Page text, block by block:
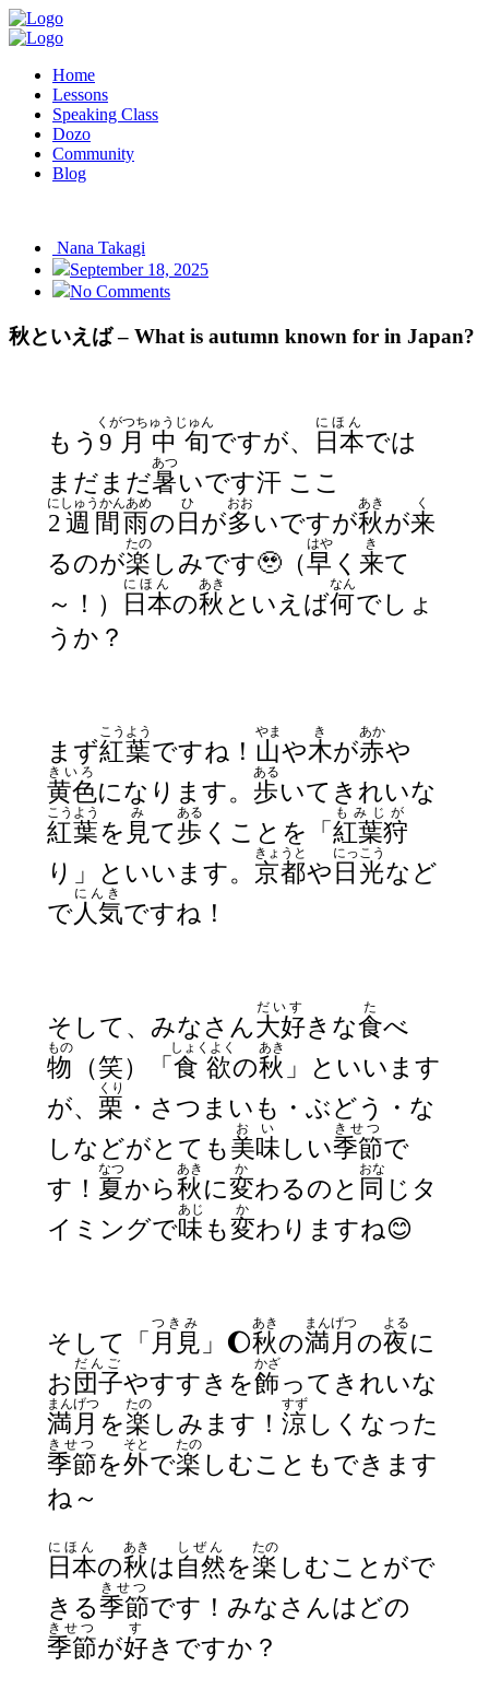
Home
Lessons
Speaking Class
Dozo
Community
Blog
Nana Takagi
September 18, 2025
No Comments
秋といえば – What is autumn known for in Japan?
もう 9月中旬
くがつちゅうじゅん
ですが、 日本
にほん
では
まだまだ暑
あつ
いです汗 ここ
2週間雨
にしゅうかんあめ
の 日
ひ
が多
おお
いですが秋
あき
が来
く
るのが楽
たの
しみです🥹（早
はや
く 来
き
て
～！）
日本
にほん
の秋
あき
といえば何
なん
でしょ
うか？
まず紅葉
こうよう
ですね！ 山
やま
や木
き
が赤
あか
や
黄色
きいろ
になります。 歩
ある
いてきれいな
紅葉
こうよう
を 見
み
て歩
ある
くことを「 紅葉狩
もみじが
り」といいます。 京都
きょうと
や 日光
にっこう
など
で人気
にんき
ですね！
そして、みなさん大好
だいす
きな食
た
べ
物
もの
（笑）「 食欲
しょくよく
の秋
あき
」といいます
が、 栗
くり
・さつまいも・ぶどう・な
しなどがとても 美味
おい
しい季節
きせつ
で
す！ 夏
なつ
から秋
あき
に変
か
わるのと 同
おな
じタ
イミングで味
あじ
も 変
か
わりますね😊
そして「 月見
つきみ
」🌔秋
あき
の満月
まんげつ
の夜
よる
に
お 団子
だんご
やすすきを飾
かざ
ってきれいな
満月
まんげつ
を楽
たの
しみます！ 涼
すず
しくなった
季節
きせつ
を外
そと
で楽
たの
しむこともできます
ね～
日本
にほん
の秋
あき
は 自然
しぜん
を楽
たの
しむことがで
きる季節
きせつ
です！みなさんはどの
季節
きせつ
が好
す
きですか？